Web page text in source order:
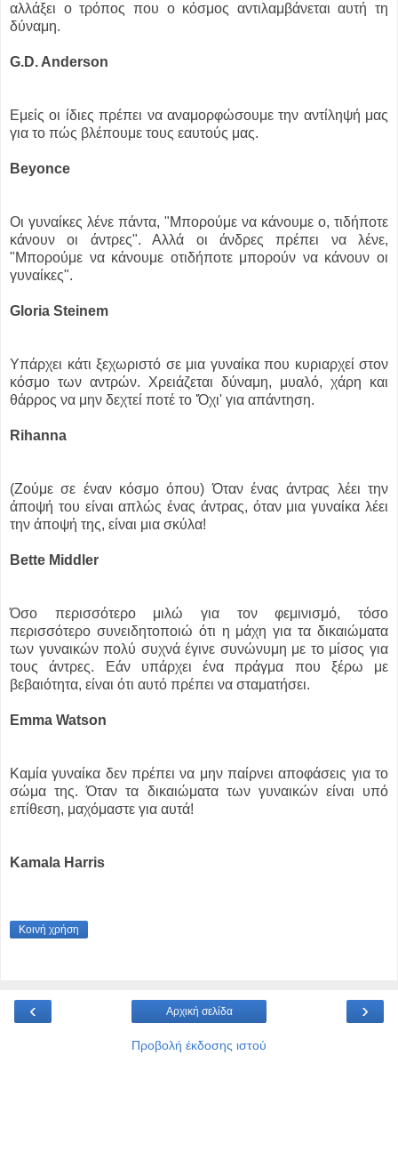
αλλάξει ο τρόπος που ο κόσμος αντιλαμβάνεται αυτή τη
δύναμη.
G.D. Anderson
Εμείς οι ίδιες πρέπει να αναμορφώσουμε την αντίληψή μας
για το πώς βλέπουμε τους εαυτούς μας.
Beyonce
Οι γυναίκες λένε πάντα, "Μπορούμε να κάνουμε ο, τιδήποτε
κάνουν οι άντρες". Αλλά οι άνδρες πρέπει να λένε,
"Μπορούμε να κάνουμε οτιδήποτε μπορούν να κάνουν οι
γυναίκες".
Gloria Steinem
Υπάρχει κάτι ξεχωριστό σε μια γυναίκα που κυριαρχεί στον
κόσμο των αντρών. Χρειάζεται δύναμη, μυαλό, χάρη και
θάρρος να μην δεχτεί ποτέ το 'Όχι' για απάντηση.
Rihanna
(Zoύμε σε έναν κόσμο όπου) Όταν ένας άντρας λέει την
άποψή του είναι απλώς ένας άντρας, όταν μια γυναίκα λέει
την άποψή της, είναι μια σκύλα!
Bette Middler
Όσο περισσότερο μιλώ για τον φεμινισμό, τόσο
περισσότερο συνειδητοποιώ ότι η μάχη για τα δικαιώματα
των γυναικών πολύ συχνά έγινε συνώνυμη με το μίσος για
τους άντρες. Εάν υπάρχει ένα πράγμα που ξέρω με
βεβαιότητα, είναι ότι αυτό πρέπει να σταματήσει.
Emma Watson
Καμία γυναίκα δεν πρέπει να μην παίρνει αποφάσεις για το
σώμα της. Όταν τα δικαιώματα των γυναικών είναι υπό
επίθεση, μαχόμαστε για αυτά!
Kamala Harris
Κοινή χρήση
‹ ›
Αρχική σελίδα
Προβολή έκδοσης ιστού